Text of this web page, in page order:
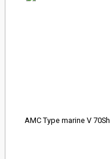
AMC Type marine V 70Sh